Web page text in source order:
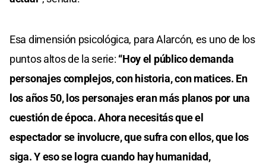
Esa dimensión psicológica, para Alarcón, es uno de los
puntos altos de la serie: “Hoy el público demanda
personajes complejos, con historia, con matices. En
los años 50, los personajes eran más planos por una
cuestión de época. Ahora necesitás que el
espectador se involucre, que sufra con ellos, que los
siga. Y eso se logra cuando hay humanidad,